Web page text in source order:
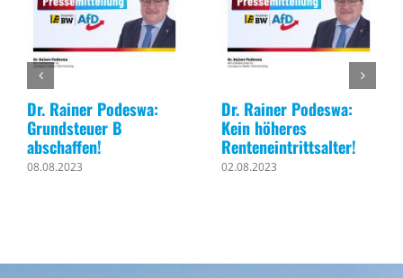
Dr. Rainer Podeswa:
Grundsteuer B
abschaffen!
08.08.2023
Dr. Rainer Podeswa:
Kein höheres
Renteneintrittsalter!
02.08.2023